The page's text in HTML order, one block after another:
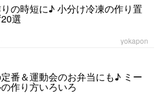
の時短に♪ 小分け冷凍の作り置
選
yokapon
番＆運動会のお弁当にも♪ ミー
作り方いろいろ